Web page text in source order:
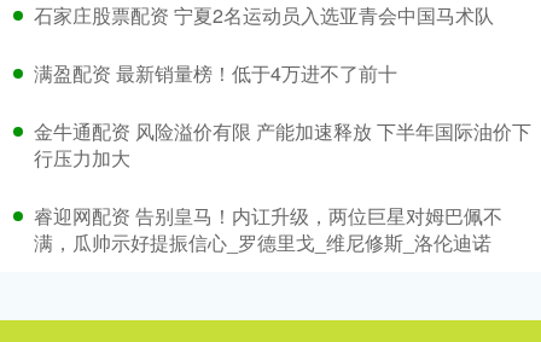
石家庄股票配资 宁夏2名运动员入选亚青会中国马术队
满盈配资 最新销量榜！低于4万进不了前十
金牛通配资 风险溢价有限 产能加速释放 下半年国际油价下
行压力加大
睿迎网配资 告别皇马！内讧升级，两位巨星对姆巴佩不
满，瓜帅示好提振信心_罗德里戈_维尼修斯_洛伦迪诺